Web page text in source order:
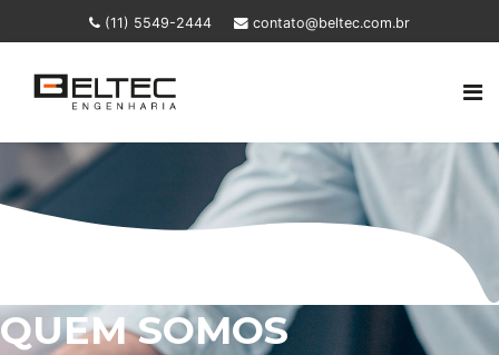
(11) 5549-2444 contato@beltec.com.br
QUEM SOMOS